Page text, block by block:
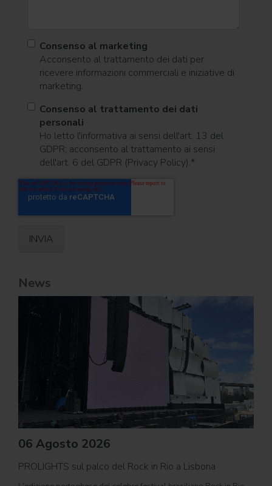
Consenso al marketing
Acconsento al trattamento dei dati per
ricevere informazioni commerciali e iniziative di
marketing.
Consenso al trattamento dei dati
personali
Ho letto l'informativa ai sensi dell'art. 13 del
GDPR; acconsento al trattamento ai sensi
dell'art. 6 del GDPR (Privacy Policy).*
News
06 Agosto 2026
PROLIGHTS sul palco del Rock in Rio a Lisbona